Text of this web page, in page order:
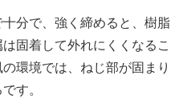
分で、強く締めると、樹脂
固着して外れにくくなるこ
環境では、ねじ部が固まり
す。